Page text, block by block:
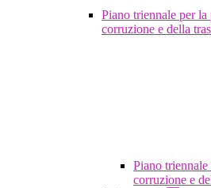
Piano triennale per
corruzione e della
Piano
corruzione e